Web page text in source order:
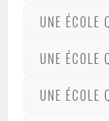
UNE
UNE ÉCOLE
UNE ÉCOLE